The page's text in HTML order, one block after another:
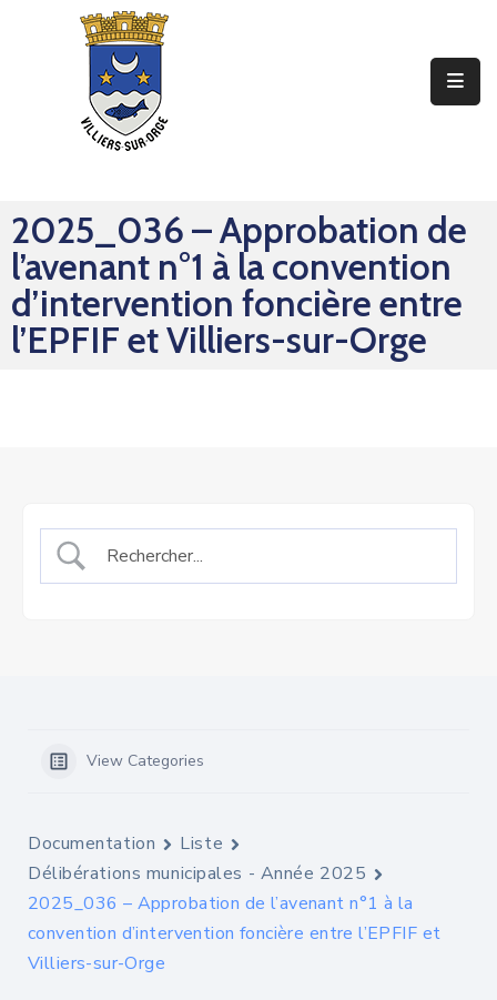
Mes
Sorties
Mes
Démarches
2025_036 – Approbation de
l’avenant n°1 à la convention
d’intervention foncière entre
l’EPFIF et Villiers-sur-Orge
View Categories
Documentation
Liste
Délibérations municipales - Année 2025
2025_036 – Approbation de l’avenant n°1 à la
convention d’intervention foncière entre l’EPFIF et
Villiers-sur-Orge